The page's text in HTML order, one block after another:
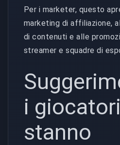
Per i marketer, questo
marketing di affiliazione,
di contenuti e alle
streamer e squadre di
i
stanno